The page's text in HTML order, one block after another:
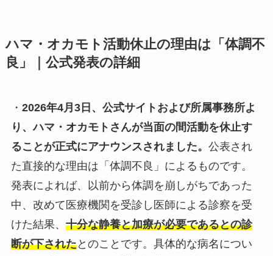
ハマ・オカモト活動休止の理由は「体調不
良」｜公式発表の詳細
・ 2026年4月3日、公式サイトおよび所属事務所よ
り、ハマ・オカモトさんが当面の間活動を休止す
ることが正式にアナウンスされました。 公表され
た直接的な理由は「体調不良」によるものです。
発表によれば、以前から体調を崩しがちであった
中、改めて医療機関を受診し医師による診察を受
けた結果、 十分な静養と加療が必要であるとの診
断が下されたとのことです。具体的な病名につい